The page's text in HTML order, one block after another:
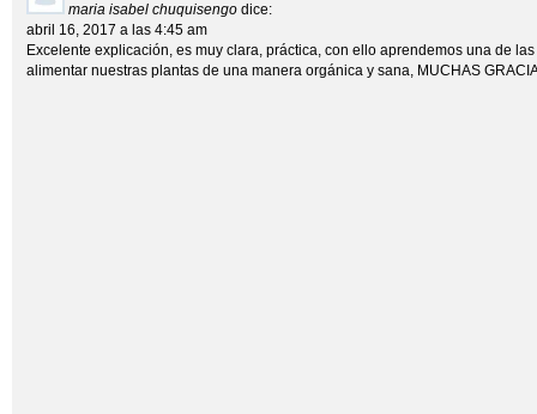
maria isabel chuquisengo dice:
abril 16, 2017 a las 4:45 am
Excelente explicación, es muy clara, práctica, con ello aprendemos una de
alimentar nuestras plantas de una manera orgánica y sana, MUCHAS